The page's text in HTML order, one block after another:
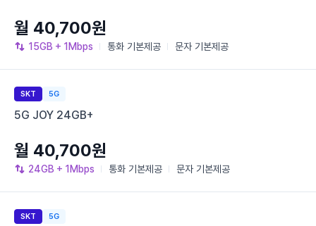
15GB + 1Mbps 통화 기본제공 문자 기본제공
월 40,700원
SKT 5G
5G JOY 24GB+
24GB + 1Mbps 통화 기본제공 문자 기본제공
월 40,700원
SKT 5G